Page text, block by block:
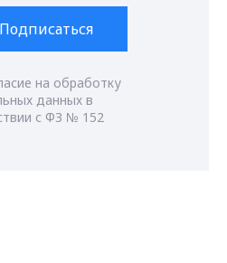
Подписаться
на обработку
данных в
с ФЗ № 152